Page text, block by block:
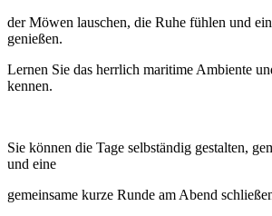
der Möwen lauschen, die Ruhe fühlen und
genießen.
Lernen Sie das herrlich maritime Ambiente
kennen.
Sie können die Tage selbständig gestalten,
und eine
gemeinsame kurze Runde am Abend